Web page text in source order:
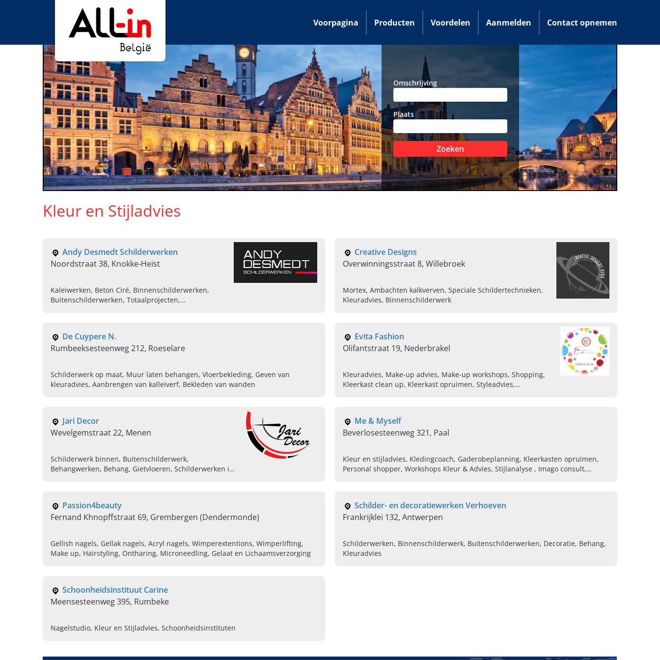
Voorpagina Producten Voordelen Aanmelden Contact opnemen
Omschrijving
Plaats
Zoeken
Kleur en Stijladvies
Andy Desmedt Schilderwerken
Noordstraat 38, Knokke-Heist
Kaleiwerken, Beton Ciré, Binnenschilderwerken,
Buitenschilderwerken, Totaalprojecten,
Creative Designs
Overwinningsstraat 8, Willebroek
Mortex, Ambachten kalkverven, Speciale Schildertechnieken,
Kleuradvies, Binnenschilderwerk
De Cuypere N.
Rumbeeksesteenweg 212, Roeselare
Schilderwerk op maat, Muur laten behangen, Vloerbekleding, Geven van
kleuradvies, Aanbrengen van kalleiverf, Bekleden van wanden
Evita Fashion
Olifantstraat 19, Nederbrakel
Kleuradvies, Make-up advies, Make-up workshops, Shopping,
Kleerkast clean up, Kleerkast opruimen, Styleadvies,
Jari Decor
Wevelgemstraat 22, Menen
Schilderwerk binnen, Buitenschilderwerk,
Behangwerken, Behang, Gietvloeren, Schilderwerken in
Me & Myself
Beverlosesteenweg 321, Paal
Kleur en stijladvies, Kledingcoach, Gaderobeplanning, Kleerkasten opruimen,
Personal shopper, Workshops Kleur & Advies, Stijlanalyse , Imago consult,
Passion4beauty
Fernand Khnopffstraat 69, Grembergen (Dendermonde)
Gellish nagels, Gellak nagels, Acryl nagels, Wimperextentions, Wimperlifting,
Make up, Hairstyling, Ontharing, Microneedling, Gelaat en Lichaamsverzorging
Schilder- en decoratiewerken Verhoeven
Frankrijklei 132, Antwerpen
Schilderwerken, Binnenschilderwerk, Buitenschilderwerken, Decoratie, Behang,
Kleuradvies
Schoonheidsinstituut Carine
Meensesteenweg 395, Rumbeke
Nagelstudio, Kleur en Stijladvies, Schoonheidsinstituten